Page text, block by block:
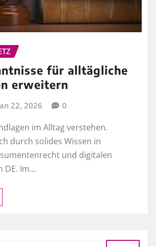
für alltägliche
erweitern
22, 2026 0
im Alltag verstehen.
durch solides Wissen in
und digitalen
DE. Im…